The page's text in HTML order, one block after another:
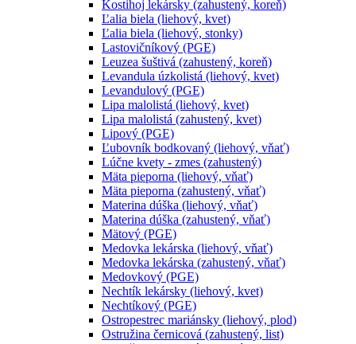
Kostihoj lekársky (zahustený, koreň)
Ľalia biela (liehový, kvet)
Ľalia biela (liehový, stonky)
Lastovičníkový (PGE)
Leuzea šuštivá (zahustený, koreň)
Levandula úzkolistá (liehový, kvet)
Levandulový (PGE)
Lipa malolistá (liehový, kvet)
Lipa malolistá (zahustený, kvet)
Lipový (PGE)
Ľubovník bodkovaný (liehový, vňať)
Lúčne kvety - zmes (zahustený)
Mäta pieporna (liehový, vňať)
Mäta pieporna (zahustený, vňať)
Materina dúška (liehový, vňať)
Materina dúška (zahustený, vňať)
Mätový (PGE)
Medovka lekárska (liehový, vňať)
Medovka lekárska (zahustený, vňať)
Medovkový (PGE)
Nechtík lekársky (liehový, kvet)
Nechtíkový (PGE)
Ostropestrec mariánsky (liehový, plod)
Ostružina černicová (zahustený, list)